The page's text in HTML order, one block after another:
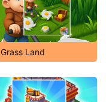
Grass Land